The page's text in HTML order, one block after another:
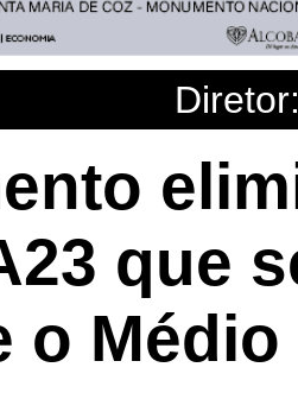
que
o Médio